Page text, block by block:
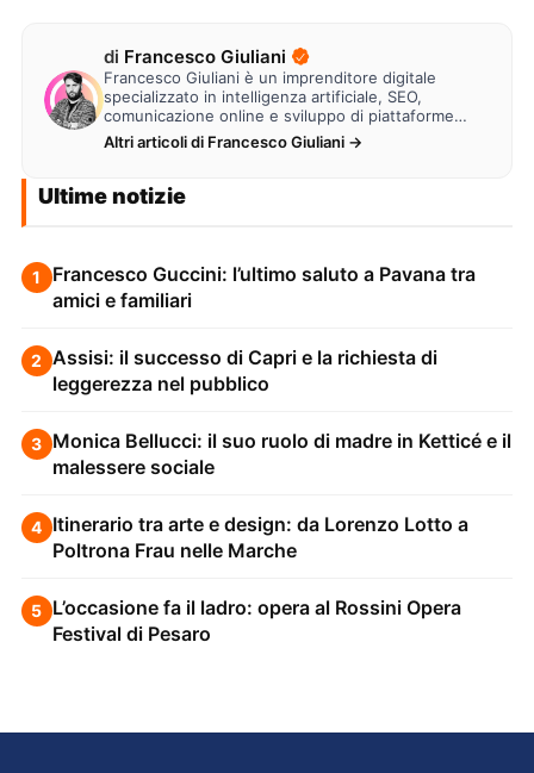
di Francesco Giuliani
Francesco Giuliani è un imprenditore digitale
specializzato in intelligenza artificiale, SEO,
comunicazione online e sviluppo di piattaforme
web. Lavora alla creazione di…
Altri articoli di Francesco Giuliani →
Ultime notizie
1
Francesco Guccini: l’ultimo saluto a Pavana tra
amici e familiari
2 Assisi: il successo di Capri e la richiesta di
leggerezza nel pubblico
3 Monica Bellucci: il suo ruolo di madre in Ketticé e il
malessere sociale
4 Itinerario tra arte e design: da Lorenzo Lotto a
Poltrona Frau nelle Marche
5 L’occasione fa il ladro: opera al Rossini Opera
Festival di Pesaro